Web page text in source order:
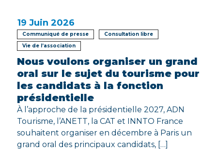
19 Juin 2026
Communiqué de presse
Consultation libre
Vie de l’association
Nous voulons organiser un grand
oral sur le sujet du tourisme pour
les candidats à la fonction
présidentielle
À l’approche de la présidentielle 2027, ADN
Tourisme, l’ANETT, la CAT et INNTO France
souhaitent organiser en décembre à Paris un
grand oral des principaux candidats, […]